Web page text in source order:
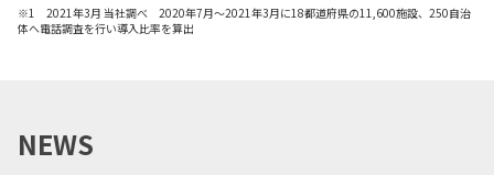
※1 2021年3月 当社調べ 2020年7月〜2021年3月に18都道府県の11,600施設、250自治
体へ電話調査を行い導入比率を算出
NEWS